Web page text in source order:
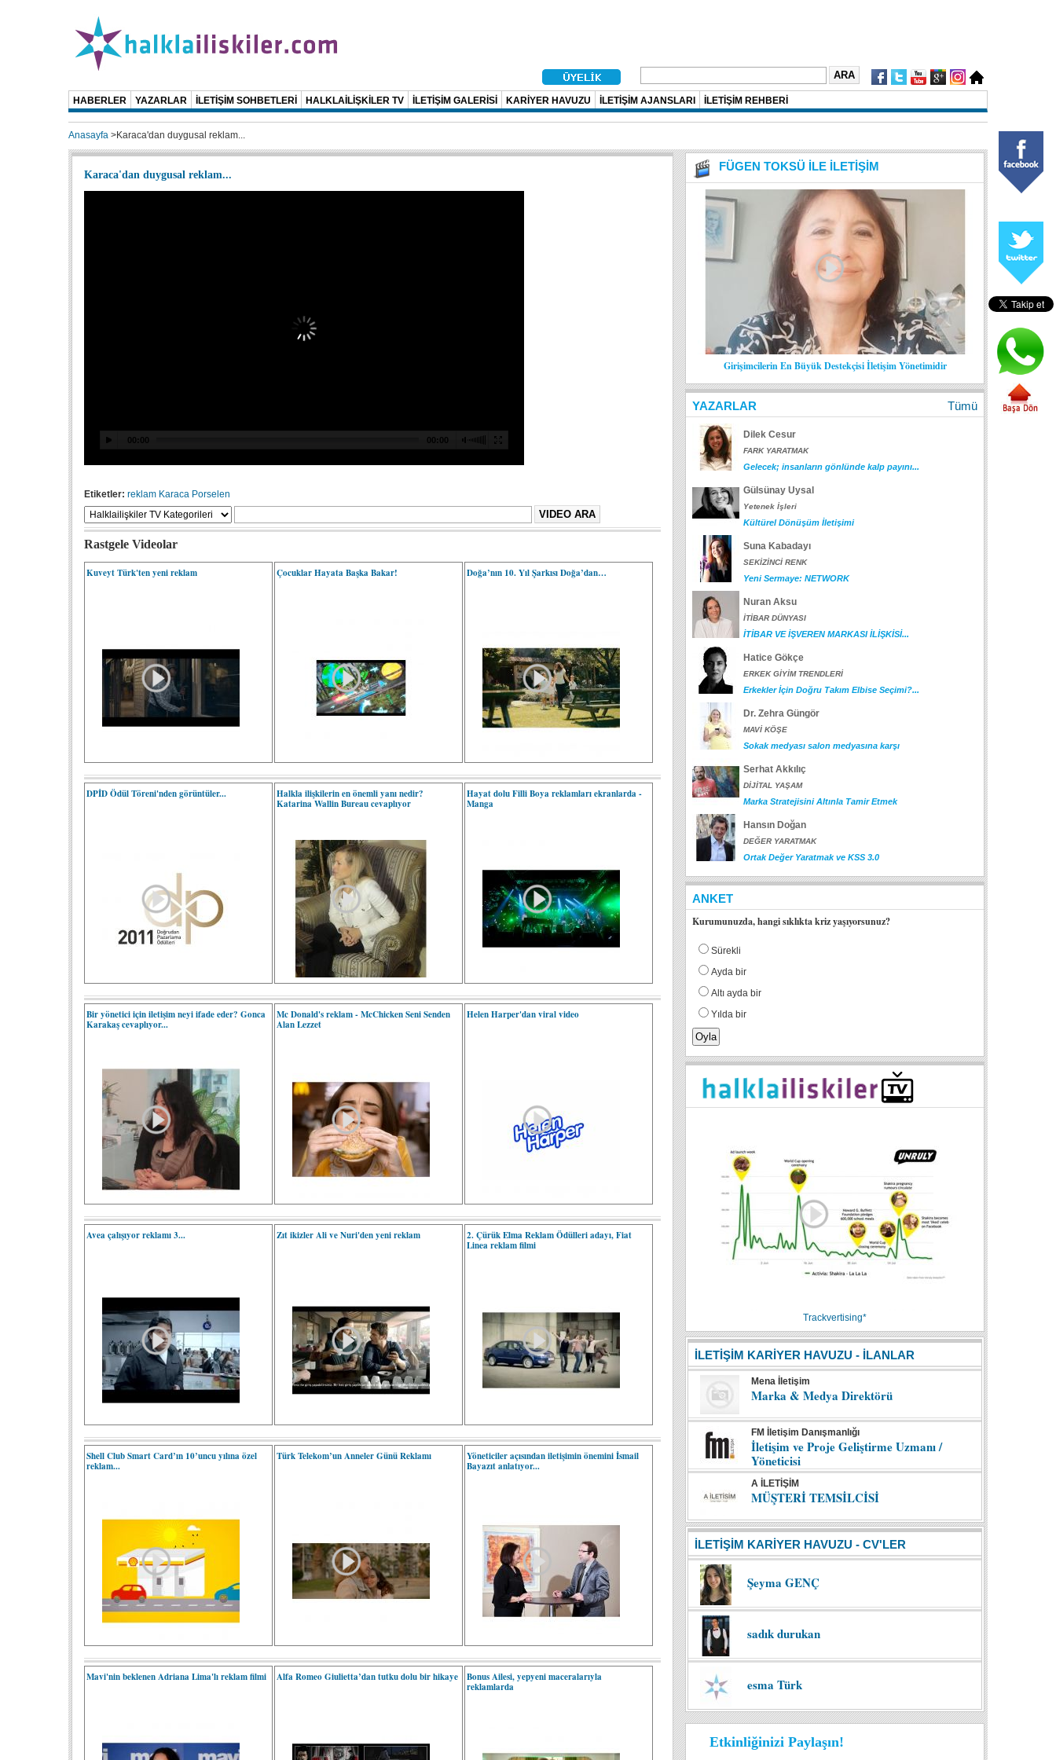
HABERLER YAZARLAR İLETİŞİM SOHBETLERİ HALKLAİLİŞKİLER TV İLETİŞİM GALERİSİ KARİYER HAVUZU İLETİŞİM AJANSLARI İLETİŞİM REHBERİ
Anasayfa >Karaca'dan duygusal reklam...
Karaca'dan duygusal reklam...
Etiketler: reklam Karaca Porselen
Rastgele Videolar
Kuveyt Türk'ten yeni reklam Çocuklar Hayata Başka Bakar! Doğa’nın 10. Yıl Şarkısı Doğa’dan…
DPİD Ödül Töreni'nden görüntüler...
Halkla ilişkilerin en önemli yanı nedir?
Katarina Wallin Bureau cevaplıyor
Hayat dolu Filli Boya reklamları ekranlarda -
Manga
Bir yönetici için iletişim neyi ifade eder? Gonca
Karakaş cevaplıyor...
Mc Donald's reklam - McChicken Seni Senden
Alan Lezzet
Helen Harper'dan viral video
Avea çalışıyor reklamı 3... Zıt ikizler Ali ve Nuri'den yeni reklam
2. Çürük Elma Reklam Ödülleri adayı, Fiat
Linea reklam filmi
Shell Club Smart Card’ın 10’uncu yılına özel
reklam...
Türk Telekom’un Anneler Günü Reklamı
Yöneticiler açısından iletişimin önemini İsmail
Bayazıt anlatıyor...
Mavi'nin beklenen Adriana Lima'lı reklam filmi Alfa Romeo Giulietta’dan tutku dolu bir hikaye
Bonus Ailesi, yepyeni maceralarıyla
reklamlarda
FÜGEN TOKSÜ İLE İLETİŞİM
Girişimcilerin En Büyük Destekçisi İletişim Yönetimidir
YAZARLAR Tümü
Dilek Cesur
FARK YARATMAK
Gelecek; insanların gönlünde kalp payını...
Gülsünay Uysal
Yetenek İşleri
Kültürel Dönüşüm İletişimi
Suna Kabadayı
SEKİZİNCİ RENK
Yeni Sermaye: NETWORK
Nuran Aksu
İTİBAR DÜNYASI
İTİBAR VE İŞVEREN MARKASI İLİŞKİSİ...
Hatice Gökçe
ERKEK GİYİM TRENDLERİ
Erkekler İçin Doğru Takım Elbise Seçimi?...
Dr. Zehra Güngör
MAVİ KÖŞE
Sokak medyası salon medyasına karşı
Serhat Akkılıç
DİJİTAL YAŞAM
Marka Stratejisini Altınla Tamir Etmek
Hansın Doğan
DEĞER YARATMAK
Ortak Değer Yaratmak ve KSS 3.0
ANKET
Kurumunuzda, hangi sıklıkta kriz yaşıyorsunuz?
Sürekli
Ayda bir
Altı ayda bir
Yılda bir
Trackvertising*
İLETİŞİM KARİYER HAVUZU - İLANLAR
Mena İletişim
Marka & Medya Direktörü
FM İletişim Danışmanlığı
İletişim ve Proje Geliştirme Uzmanı /
Yöneticisi
A İLETİŞİM
MÜŞTERİ TEMSİLCİSİ
İLETİŞİM KARİYER HAVUZU - CV'LER
Şeyma GENÇ
sadık durukan
esma Türk
Etkinliğinizi Paylaşın!